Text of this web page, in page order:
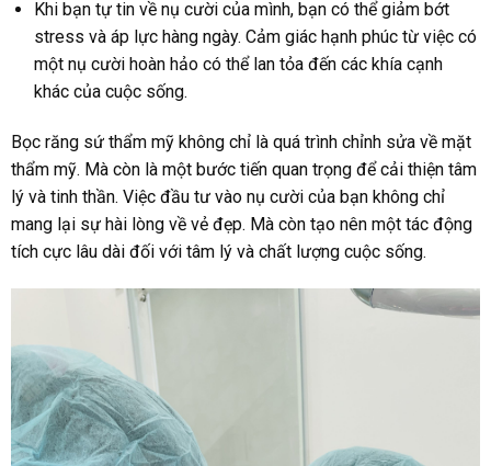
Khi bạn tự tin về nụ cười của mình, bạn có thể giảm bớt
stress và áp lực hàng ngày. Cảm giác hạnh phúc từ việc có
một nụ cười hoàn hảo có thể lan tỏa đến các khía cạnh
khác của cuộc sống.
Bọc răng sứ thẩm mỹ không chỉ là quá trình chỉnh sửa về mặt
thẩm mỹ. Mà còn là một bước tiến quan trọng để cải thiện tâm
lý và tinh thần. Việc đầu tư vào nụ cười của bạn không chỉ
mang lại sự hài lòng về vẻ đẹp. Mà còn tạo nên một tác động
tích cực lâu dài đối với tâm lý và chất lượng cuộc sống.